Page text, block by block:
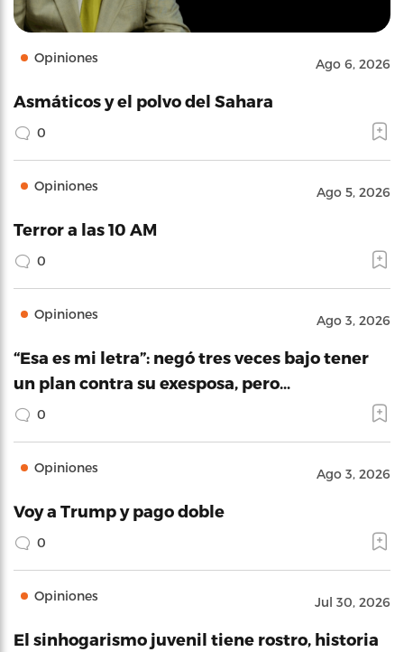
Opiniones Ago 6, 2026
Asmáticos y el polvo del Sahara
0
Opiniones Ago 5, 2026
Terror a las 10 AM
0
Opiniones Ago 3, 2026
“Esa es mi letra”: negó tres veces bajo tener
un plan contra su exesposa, pero…
0
Opiniones Ago 3, 2026
Voy a Trump y pago doble
0
Opiniones Jul 30, 2026
El sinhogarismo juvenil tiene rostro, historia